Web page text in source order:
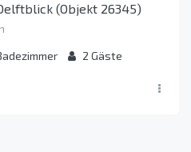
(Objekt 26345)
2 Gäste